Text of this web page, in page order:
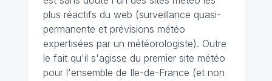
plus réactifs du web (surveillance quasi-
permanente et prévisions météo
expertisées par un météorologiste). Outre
le fait qu'il s'agisse du premier site météo
pour l'ensemble de Ile-de-France (et non